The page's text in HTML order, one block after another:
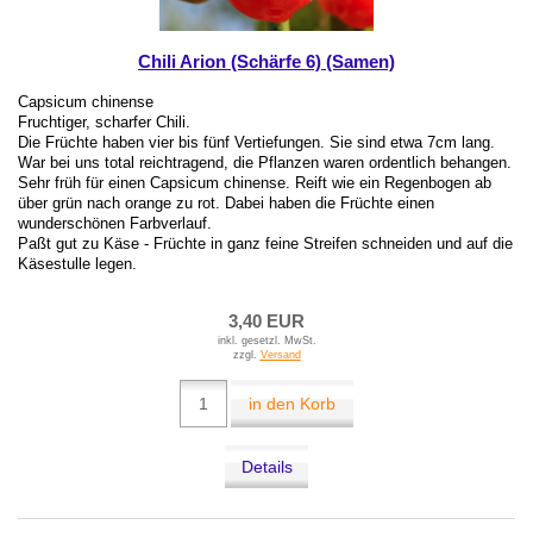
Chili Arion (Schärfe 6) (Samen)
Capsicum chinense
Fruchtiger, scharfer Chili.
Die Früchte haben vier bis fünf Vertiefungen. Sie sind etwa 7cm lang.
War bei uns total reichtragend, die Pflanzen waren ordentlich behangen.
Sehr früh für einen Capsicum chinense. Reift wie ein Regenbogen ab
über grün nach orange zu rot. Dabei haben die Früchte einen
wunderschönen Farbverlauf.
Paßt gut zu Käse - Früchte in ganz feine Streifen schneiden und auf die
Käsestulle legen.
3,40 EUR
inkl. gesetzl. MwSt.
zzgl. Versand
in den Korb
Details